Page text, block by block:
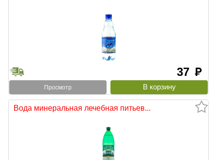
37 руб
Просмотр
Вода минеральная лечебная питьев...